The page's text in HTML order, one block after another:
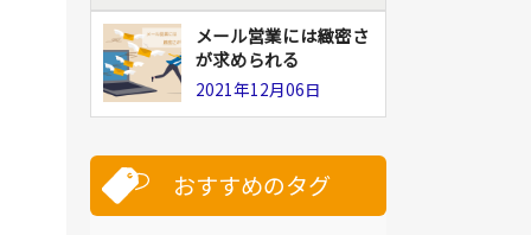
メール営業には緻密さ
が求められる
2021年12月06日
おすすめのタグ